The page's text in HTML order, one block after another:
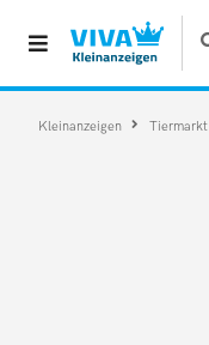
Kleinanzeigen Tiermarkt